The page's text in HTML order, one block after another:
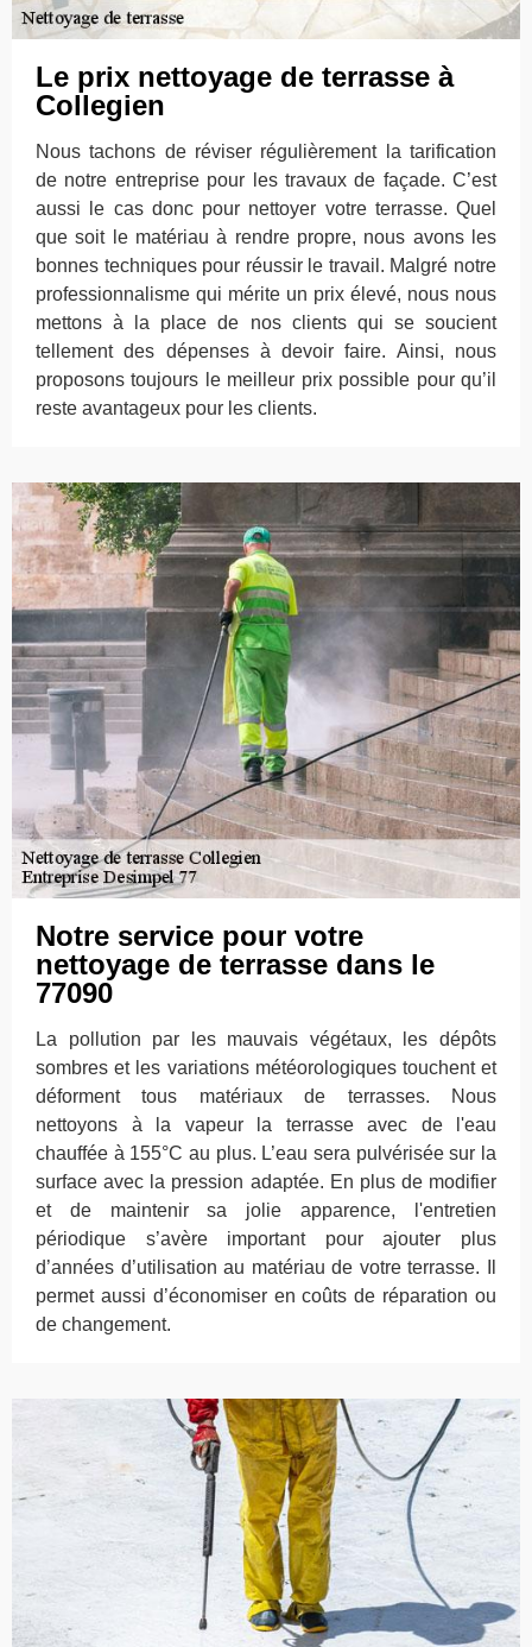
Le prix nettoyage de terrasse à
Collegien
Nous tachons de réviser régulièrement la tarification
de notre entreprise pour les travaux de façade. C’est
aussi le cas donc pour nettoyer votre terrasse. Quel
que soit le matériau à rendre propre, nous avons les
bonnes techniques pour réussir le travail. Malgré notre
professionnalisme qui mérite un prix élevé, nous nous
mettons à la place de nos clients qui se soucient
tellement des dépenses à devoir faire. Ainsi, nous
proposons toujours le meilleur prix possible pour qu’il
reste avantageux pour les clients.
Notre service pour votre
nettoyage de terrasse dans le
77090
La pollution par les mauvais végétaux, les dépôts
sombres et les variations météorologiques touchent et
déforment tous matériaux de terrasses. Nous
nettoyons à la vapeur la terrasse avec de l'eau
chauffée à 155°C au plus. L’eau sera pulvérisée sur la
surface avec la pression adaptée. En plus de modifier
et de maintenir sa jolie apparence, l'entretien
périodique s’avère important pour ajouter plus
d’années d’utilisation au matériau de votre terrasse. Il
permet aussi d’économiser en coûts de réparation ou
de changement.